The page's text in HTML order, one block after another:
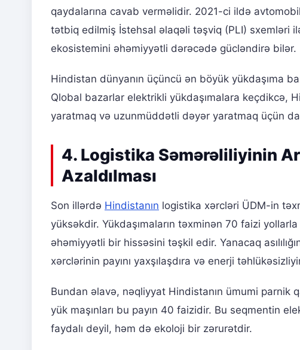
qaydalarına cavab verməlidir. 2021-ci ildə
tətbiq edilmiş İstehsal əlaqəli təşviq (PLI) sxemləri
ekosistemini əhəmiyyətli dərəcədə gücləndirə bilər.
Hindistan dünyanın üçüncü ən böyük yükdaşıma
Qlobal bazarlar elektrikli yükdaşımalara keçdikcə,
yaratmaq və uzunmüddətli dəyər yaratmaq üçün
4. Logistika Səmərəliliyinin
Azaldılması
Son illərdə Hindistanın logistika xərcləri ÜDM-in
yüksəkdir. Yükdaşımaların təxminən 70 faizi
əhəmiyyətli bir hissəsini təşkil edir. Yanacaq
xərclərinin payını yaxşılaşdıra və enerji
Bundan əlavə, nəqliyyat Hindistanın ümumi parnik
yük maşınları bu payın 40 faizidir. Bu seqmentin
faydalı deyil, həm də ekoloji bir zərurətdir.